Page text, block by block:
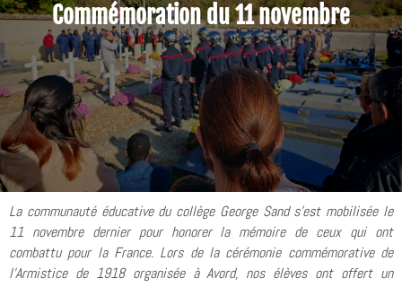
Commémoration du 11 novembre
La communauté éducative du collège George Sand s'est mobilisée le
11 novembre dernier pour honorer la mémoire de ceux qui ont
combattu pour la France. Lors de la cérémonie commémorative de
l'Armistice de 1918 organisée à Avord, nos élèves ont offert un